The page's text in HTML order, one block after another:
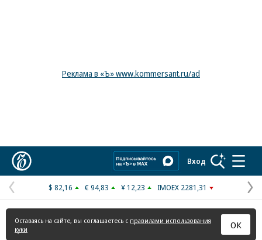
Реклама в «Ъ» www.kommersant.ru/ad
Вход
Предыдущая
страница
$ 82,16 € 94,83 ¥ 12,23 IMOEX 2281,31
Оставаясь на сайте, вы соглашаетесь с правилами использования
куки
ОК